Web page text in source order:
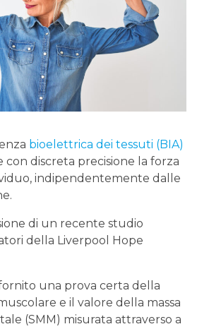
bioelettrica dei tessuti (BIA)
discreta precisione la forza
indipendentemente dalle
di un recente studio
della Liverpool Hope
una prova certa della
e il valore della massa
(SMM) misurata attraverso a